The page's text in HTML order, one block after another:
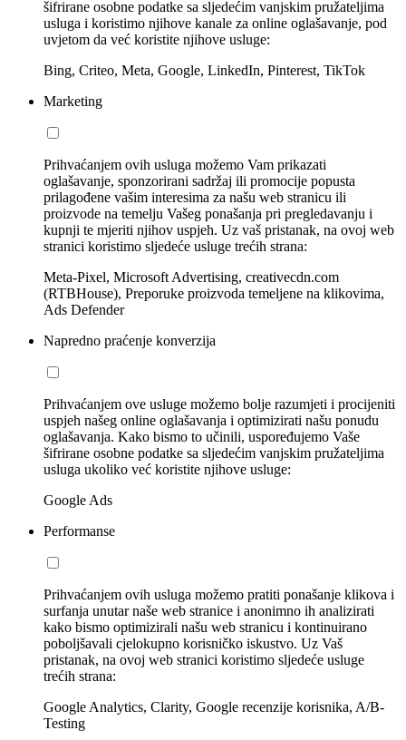
šifrirane osobne podatke sa sljedećim vanjskim pružateljima
usluga i koristimo njihove kanale za online oglašavanje, pod
uvjetom da već koristite njihove usluge:
Bing, Criteo, Meta, Google, LinkedIn, Pinterest, TikTok
Marketing
Prihvaćanjem ovih usluga možemo Vam prikazati
oglašavanje, sponzorirani sadržaj ili promocije popusta
prilagođene vašim interesima za našu web stranicu ili
proizvode na temelju Vašeg ponašanja pri pregledavanju i
kupnji te mjeriti njihov uspjeh. Uz vaš pristanak, na ovoj web
stranici koristimo sljedeće usluge trećih strana:
Meta-Pixel, Microsoft Advertising, creativecdn.com
(RTBHouse), Preporuke proizvoda temeljene na klikovima,
Ads Defender
Napredno praćenje konverzija
Prihvaćanjem ove usluge možemo bolje razumjeti i procijeniti
uspjeh našeg online oglašavanja i optimizirati našu ponudu
oglašavanja. Kako bismo to učinili, uspoređujemo Vaše
šifrirane osobne podatke sa sljedećim vanjskim pružateljima
usluga ukoliko već koristite njihove usluge:
Google Ads
Performanse
Prihvaćanjem ovih usluga možemo pratiti ponašanje klikova i
surfanja unutar naše web stranice i anonimno ih analizirati
kako bismo optimizirali našu web stranicu i kontinuirano
poboljšavali cjelokupno korisničko iskustvo. Uz Vaš
pristanak, na ovoj web stranici koristimo sljedeće usluge
trećih strana:
Google Analytics, Clarity, Google recenzije korisnika, A/B-
Testing